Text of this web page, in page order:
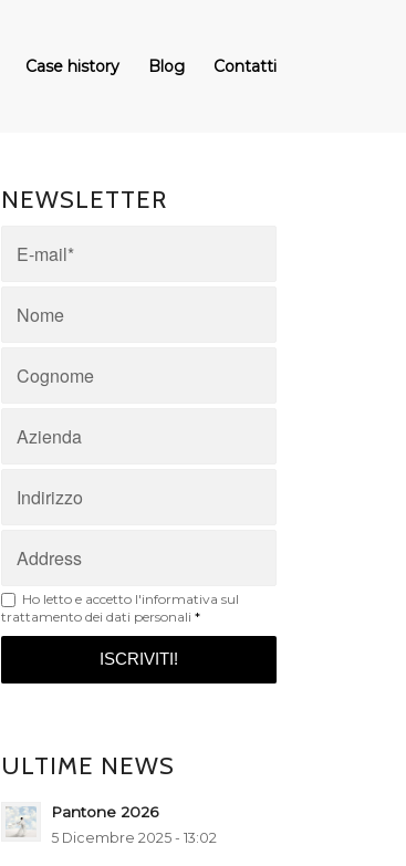
Case history Blog Contatti
NEWSLETTER
Ho letto e accetto l'informativa sul
trattamento dei dati personali *
ULTIME NEWS
Pantone 2026
5 Dicembre 2025 - 13:02